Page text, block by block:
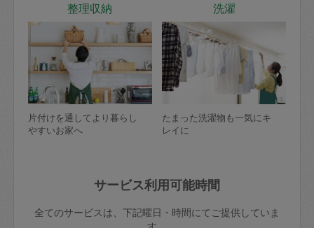
整理収納
片付けを通してより暮らし
やすいお家へ
洗濯
たまった洗濯物も一気にキ
レイに
サービス利用可能時間
全てのサービスは、下記曜日・時間にてご提供していま